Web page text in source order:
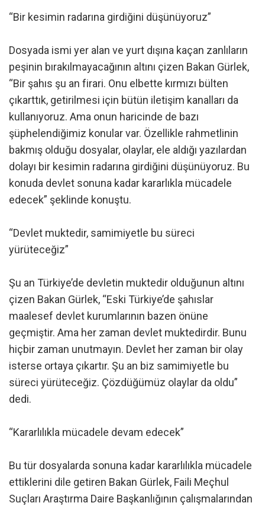
“Bir kesimin radarına girdiğini düşünüyoruz”
Dosyada ismi yer alan ve yurt dışına kaçan zanlıların
peşinin bırakılmayacağının altını çizen Bakan Gürlek,
“Bir şahıs şu an firari. Onu elbette kırmızı bülten
çıkarttık, getirilmesi için bütün iletişim kanalları da
kullanıyoruz. Ama onun haricinde de bazı
şüphelendiğimiz konular var. Özellikle rahmetlinin
bakmış olduğu dosyalar, olaylar, ele aldığı yazılardan
dolayı bir kesimin radarına girdiğini düşünüyoruz. Bu
konuda devlet sonuna kadar kararlıkla mücadele
edecek” şeklinde konuştu.
“Devlet muktedir, samimiyetle bu süreci
yürüteceğiz”
Şu an Türkiye’de devletin muktedir olduğunun altını
çizen Bakan Gürlek, “Eski Türkiye’de şahıslar
maalesef devlet kurumlarının bazen önüne
geçmiştir. Ama her zaman devlet muktedirdir. Bunu
hiçbir zaman unutmayın. Devlet her zaman bir olay
isterse ortaya çıkartır. Şu an biz samimiyetle bu
süreci yürüteceğiz. Çözdüğümüz olaylar da oldu”
dedi.
“Kararlılıkla mücadele devam edecek”
Bu tür dosyalarda sonuna kadar kararlılıkla mücadele
ettiklerini dile getiren Bakan Gürlek, Faili Meçhul
Suçları Araştırma Daire Başkanlığının çalışmalarından